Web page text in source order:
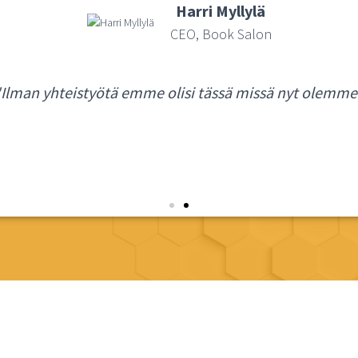
yhteistyötä emme olisi tässä missä nyt
Harri Myllylä
CEO, Book Salon